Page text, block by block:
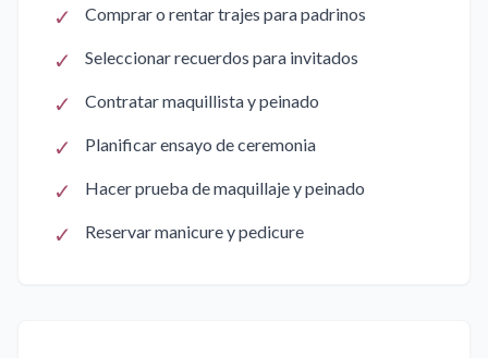
✓ Comprar o rentar trajes para padrinos
✓ Seleccionar recuerdos para invitados
✓ Contratar maquillista y peinado
✓ Planificar ensayo de ceremonia
✓ Hacer prueba de maquillaje y peinado
✓ Reservar manicure y pedicure